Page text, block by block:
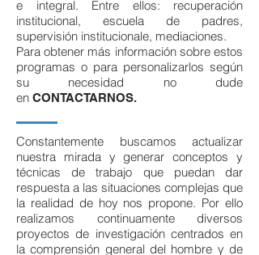
e integral. Entre ellos: recuperación
institucional, escuela de padres,
supervisión institucionale, mediaciones.
Para obtener más información sobre estos
programas o para personalizarlos según
su necesidad no dude
en CONTACTARNOS.
Constantemente buscamos actualizar
nuestra mirada y generar conceptos y
técnicas de trabajo que puedan dar
respuesta a las situaciones complejas que
la realidad de hoy nos propone. Por ello
realizamos continuamente diversos
proyectos de investigación centrados en
la comprensión general del hombre y de